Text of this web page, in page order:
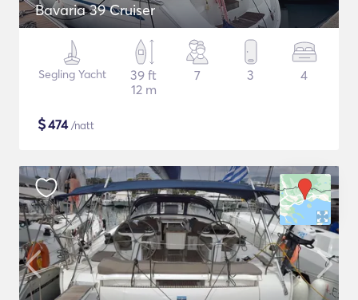
Bavaria 39 Cruiser
Segling Yacht
39 ft
12 m
7 3 4
$474/natt